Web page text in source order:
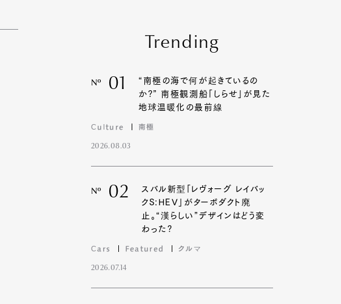
Trending
Nº 01
“南極の海で何が起きているの
か?” 南極観測船「しらせ」が見た
地球温暖化の最前線
Culture 南極
2026.08.03
Nº 02
スバル新型「レヴォーグ レイバッ
クS:HEV」がターボダクト廃
止。“漢らしい”デザインはどう変
わった?
Cars Featured クルマ
2026.07.14